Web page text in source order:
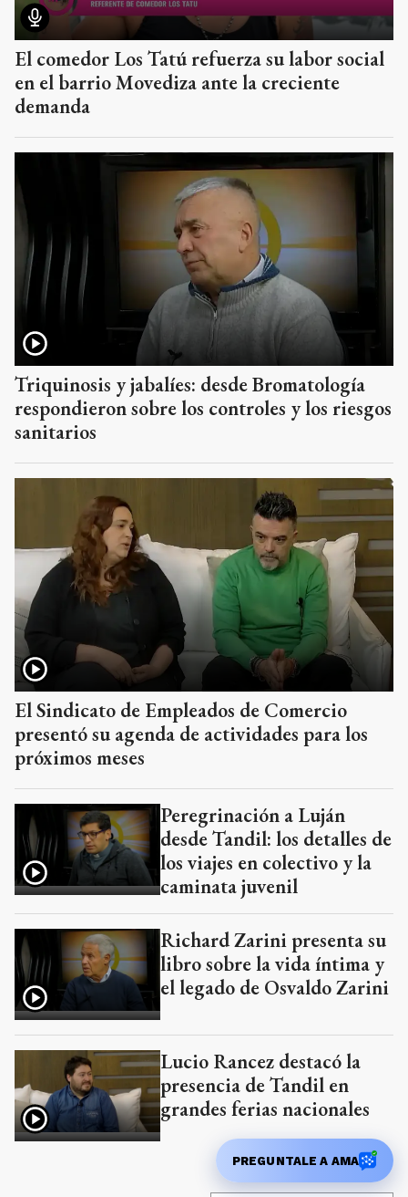
El comedor Los Tatú refuerza su labor social
en el barrio Movediza ante la creciente
demanda
Triquinosis y jabalíes: desde Bromatología
respondieron sobre los controles y los riesgos
sanitarios
El Sindicato de Empleados de Comercio
presentó su agenda de actividades para los
próximos meses
Peregrinación a Luján
desde Tandil: los detalles de
los viajes en colectivo y la
caminata juvenil
Richard Zarini presenta su
libro sobre la vida íntima y
el legado de Osvaldo Zarini
Lucio Rancez destacó la
presencia de Tandil en
grandes ferias nacionales
PREGUNTALE A AMA